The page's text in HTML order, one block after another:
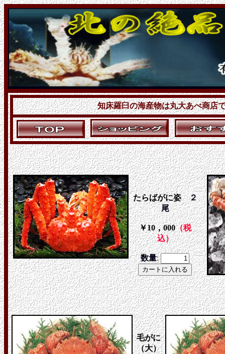
知床羅臼の海産物は丸大あべ商店
たらばがに姿２
尾
￥10，000（税
込）
数量:
毛がに
（大）